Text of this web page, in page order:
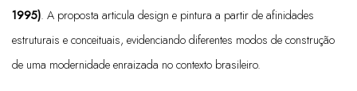
1995). A proposta articula design e pintura a partir de afinidades
estruturais e conceituais, evidenciando diferentes modos de construção
de uma modernidade enraizada no contexto brasileiro.